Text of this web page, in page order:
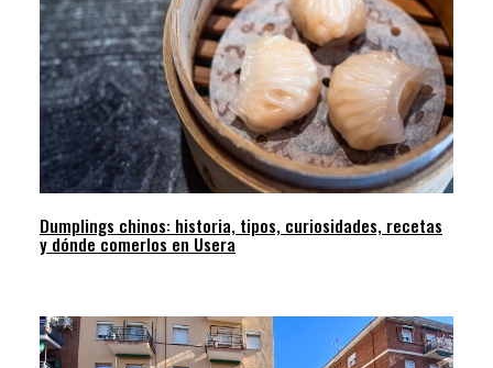
Dumplings chinos: historia, tipos, curiosidades, recetas
y dónde comerlos en Usera